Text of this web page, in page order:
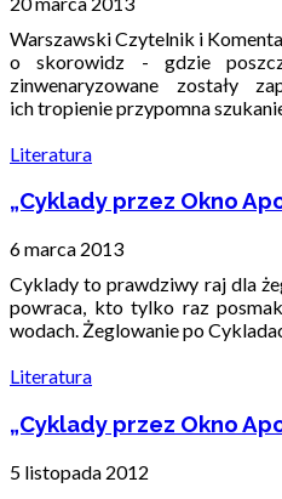
Warszawski Czytelnik i
o skorowidz - gdzie
zinwenaryzowane zostały
ich tropienie przypomna szukanie
Literatura
„Cyklady przez Okno
6 marca 2013
Cyklady to prawdziwy raj dla
powraca, kto tylko raz
wodach. Żeglowanie po
Literatura
„Cyklady przez Okno
5 listopada 2012